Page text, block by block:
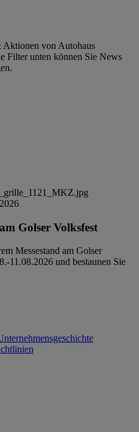
von Autohaus
Filter unten können Sie News
Golser Volksfest
Messestand am Golser
11.08.2026 und bestaunen Sie